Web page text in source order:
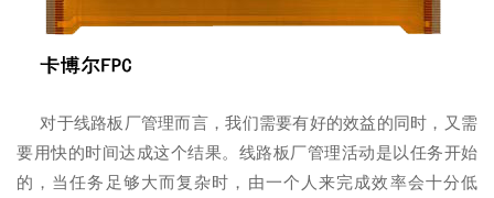
对于线路板厂管理而言，我们需要有好的效益的同时，又需
要用快的时间达成这个结果。线路板厂管理活动是以任务开始
的，当任务足够大而复杂时，由一个人来完成效率会十分低